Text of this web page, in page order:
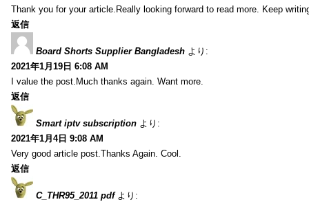
Thank you for your article.Really looking forward to read more. Keep
返信
Board Shorts Supplier Bangladesh より:
2021年1月19日 6:08 AM
I value the post.Much thanks again. Want more.
返信
Smart iptv subscription より:
2021年1月4日 9:08 AM
Very good article post.Thanks Again. Cool.
返信
C_THR95_2011 pdf より: